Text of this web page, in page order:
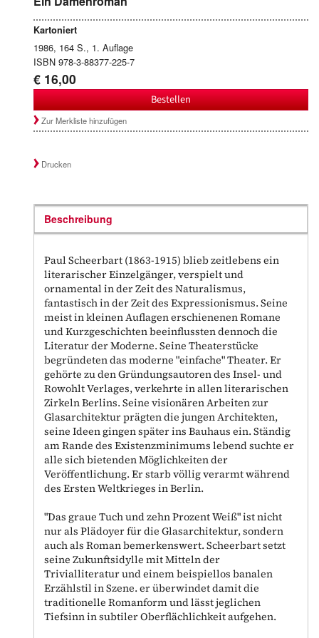
Kartoniert
1986, 164 S., 1. Auflage
ISBN 978-3-88377-225-7
€ 16,00
Bestellen
Zur Merkliste hinzufügen
Drucken
Beschreibung
Paul Scheerbart (1863-1915) blieb zeitlebens ein
literarischer Einzelgänger, verspielt und
ornamental in der Zeit des Naturalismus,
fantastisch in der Zeit des Expressionismus. Seine
meist in kleinen Auflagen erschienenen Romane
und Kurzgeschichten beeinflussten dennoch die
Literatur der Moderne. Seine Theaterstücke
begründeten das moderne "einfache" Theater. Er
gehörte zu den Gründungsautoren des Insel- und
Rowohlt Verlages, verkehrte in allen literarischen
Zirkeln Berlins. Seine visionären Arbeiten zur
Glasarchitektur prägten die jungen Architekten,
seine Ideen gingen später ins Bauhaus ein. Ständig
am Rande des Existenzminimums lebend suchte er
alle sich bietenden Möglichkeiten der
Veröffentlichung. Er starb völlig verarmt während
des Ersten Weltkrieges in Berlin.
"Das graue Tuch und zehn Prozent Weiß" ist nicht
nur als Plädoyer für die Glasarchitektur, sondern
auch als Roman bemerkenswert. Scheerbart setzt
seine Zukunftsidylle mit Mitteln der
Trivialliteratur und einem beispiellos banalen
Erzählstil in Szene. er überwindet damit die
traditionelle Romanform und lässt jeglichen
Tiefsinn in subtiler Oberflächlichkeit aufgehen.